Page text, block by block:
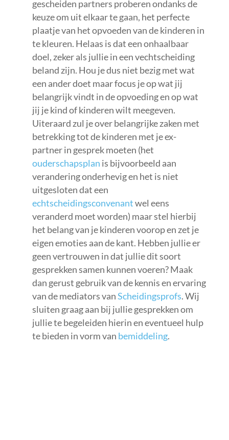
gescheiden partners proberen ondanks de
keuze om uit elkaar te gaan, het perfecte
plaatje van het opvoeden van de kinderen in
te kleuren. Helaas is dat een onhaalbaar
doel, zeker als jullie in een vechtscheiding
beland zijn. Hou je dus niet bezig met wat
een ander doet maar focus je op wat jij
belangrijk vindt in de opvoeding en op wat
jij je kind of kinderen wilt meegeven.
Uiteraard zul je over belangrijke zaken met
betrekking tot de kinderen met je ex-
partner in gesprek moeten (het
ouderschapsplan is bijvoorbeeld aan
verandering onderhevig en het is niet
uitgesloten dat een
echtscheidingsconvenantwel eens
veranderd moet worden) maar stel hierbij
het belang van je kinderen voorop en zet je
eigen emoties aan de kant. Hebben jullie er
geen vertrouwen in dat jullie dit soort
gesprekken samen kunnen voeren? Maak
dan gerust gebruik van de kennis en ervaring
van de mediators vanScheidingsprofs. Wij
sluiten graag aan bij jullie gesprekken om
jullie te begeleiden hierin en eventueel hulp
te bieden in vorm van bemiddeling.